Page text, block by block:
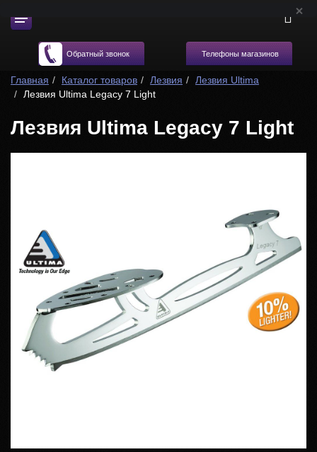
Обратный звонок Телефоны магазинов
Главная Каталог товаров Лезвия
Лезвия Ultima
Лезвия Ultima Legacy 7 Light
Лезвия Ultima Legacy 7 Light